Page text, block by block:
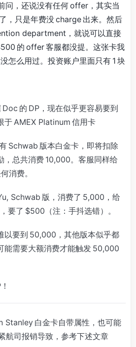
问，还说没有任何 offer，其实当
，只是年费没 charge 出来。然后
department，就说可以直接
的 offer 客服都没提。这张卡我
怎么用过。投资账户里面只有 1 块
Doc 的 DP，现在似乎更容易要到
于 AMEX Platinum 信用卡
有 Schwab 版本白金卡，即将扣除
，总共消费 10,000。客服同样给
消费。
Schwab 版，消费了 5,000，给
要了 $500（注：手抖选错）。
以要到 50,000，其他版本似乎都
能需要大额消费才能触发 50,000
Stanley 白金卡自带属性，也可能
航司报销导致，参考下述文章